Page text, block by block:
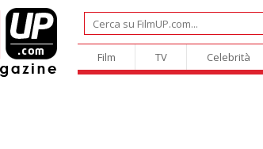
Film TV Celebrità